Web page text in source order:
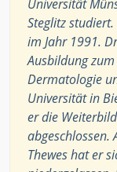
Universität
Steglitz
im Jahr 1991.
Ausbildung
Dermatologie
Universität in
er die
abgeschlossen.
Thewes hat er